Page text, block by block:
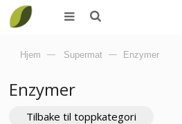
Hjem — Supermat — Enzymer
Enzymer
Tilbake til toppkategori